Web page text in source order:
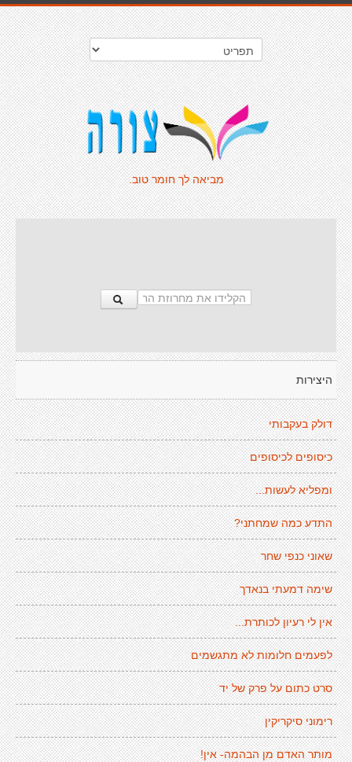
מביאה לך חומר טוב.
היצירות
דולק בעקבותי
כיסופים לכיסופים
ומפליא לעשות...
התדע כמה שמחתני?
שאוני כנפי שחר
שימה דמעתי בנאדך
אין לי רעיון לכותרת...
לפעמים חלומות לא מתגשמים
סרט כתום על פרק של יד
רימוני סיקריקין
מותר האדם מן הבהמה- אין!